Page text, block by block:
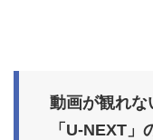
動画が観れ
「U-NEXT